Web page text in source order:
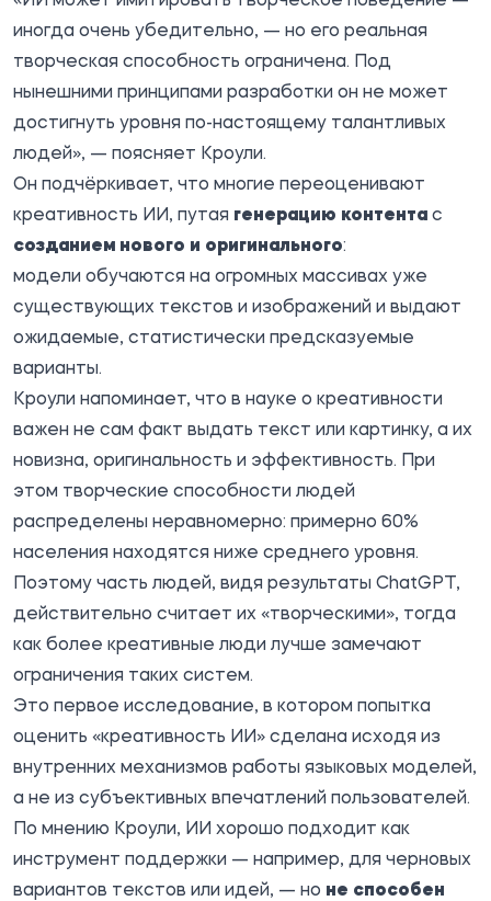
иногда очень убедительно, — но его реальная
творческая способность ограничена. Под
нынешними принципами разработки он не может
достигнуть уровня по-настоящему талантливых
людей», — поясняет Кроули.
Он подчёркивает, что многие переоценивают
креативность ИИ, путая генерацию контента с
созданием нового и оригинального:
модели обучаются на огромных массивах уже
существующих текстов и изображений и выдают
ожидаемые, статистически предсказуемые
варианты.
Кроули напоминает, что в науке о креативности
важен не сам факт выдать текст или картинку, а их
новизна, оригинальность и эффективность. При
этом творческие способности людей
распределены неравномерно: примерно 60%
населения находятся ниже среднего уровня.
Поэтому часть людей, видя результаты ChatGPT,
действительно считает их «творческими», тогда
как более креативные люди лучше замечают
ограничения таких систем.
Это первое исследование, в котором попытка
оценить «креативность ИИ» сделана исходя из
внутренних механизмов работы языковых моделей,
а не из субъективных впечатлений пользователей.
По мнению Кроули, ИИ хорошо подходит как
инструмент поддержки — например, для черновых
вариантов текстов или идей, — но не способен